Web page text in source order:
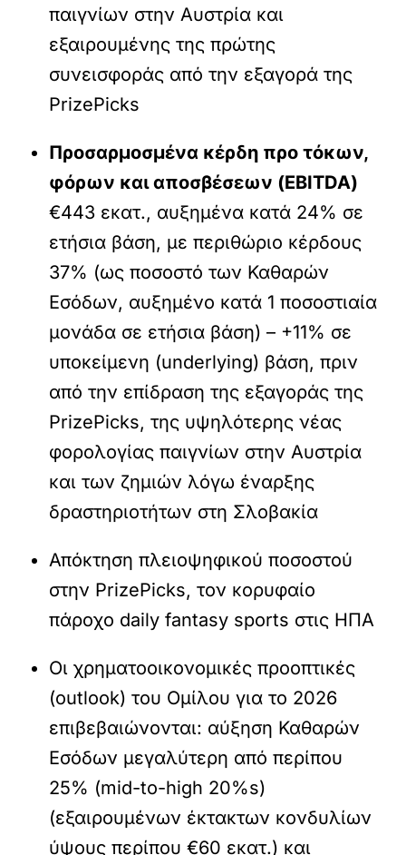
παιγνίων στην Αυστρία και
εξαιρουμένης της πρώτης
συνεισφοράς από την εξαγορά της
PrizePicks
Προσαρμοσμένα κέρδη προ τόκων,
φόρων και αποσβέσεων (EBITDA)
€443 εκατ., αυξημένα κατά 24% σε
ετήσια βάση, με περιθώριο κέρδους
37% (ως ποσοστό των Καθαρών
Εσόδων, αυξημένο κατά 1 ποσοστιαία
μονάδα σε ετήσια βάση) – +11% σε
υποκείμενη (underlying) βάση, πριν
από την επίδραση της εξαγοράς της
PrizePicks, της υψηλότερης νέας
φορολογίας παιγνίων στην Αυστρία
και των ζημιών λόγω έναρξης
δραστηριοτήτων στη Σλοβακία
Απόκτηση πλειοψηφικού ποσοστού
στην PrizePicks, τον κορυφαίο
πάροχο daily fantasy sports στις ΗΠΑ
Οι χρηματοοικονομικές προοπτικές
(outlook) του Ομίλου για το 2026
επιβεβαιώνονται: αύξηση Καθαρών
Εσόδων μεγαλύτερη από περίπου
25% (mid-to-high 20%s)
(εξαιρουμένων έκτακτων κονδυλίων
ύψους περίπου €60 εκατ.) και